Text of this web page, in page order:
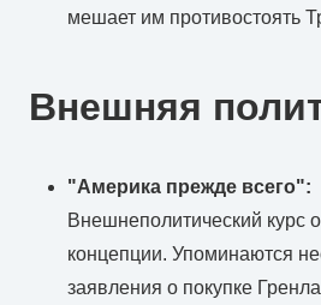
мешает им противостоять
Внешняя
"Америка прежде всего":
Внешнеполитический курс
концепции. Упоминаются
заявления о покупке